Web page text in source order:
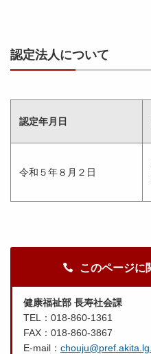
認定法人について
認定年月日
令和５年８月２日
このページに
健康福祉部 長寿社会課
TEL：018-860-1361
FAX：018-860-3867
E-mail：